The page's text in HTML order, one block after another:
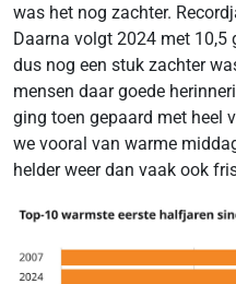
was het nog zachter.
Daarna volgt 2024 met 10,5
dus nog een stuk zachter
mensen daar goede
ging toen gepaard met heel
we vooral van warme
helder weer dan vaak ook